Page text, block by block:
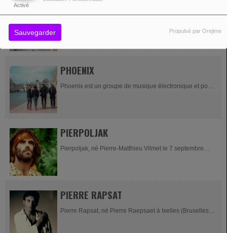
Activé
Sauvegarder Propulsé par Orejime
Philippe Swan, né le 18 mars 1961 sous le nom de
Philippe Colpaert, est un auteur-compositeur-interprète
PHOENIX
Phoenix est un groupe de musique électronique et pop
PIERPOLJAK
Pierpoljak, né Pierre-Matthieu Vilmet le 7 septembre
PIERRE RAPSAT
Pierre Rapsat, né Pierre Raepsaet à Ixelles (Bruxelles)